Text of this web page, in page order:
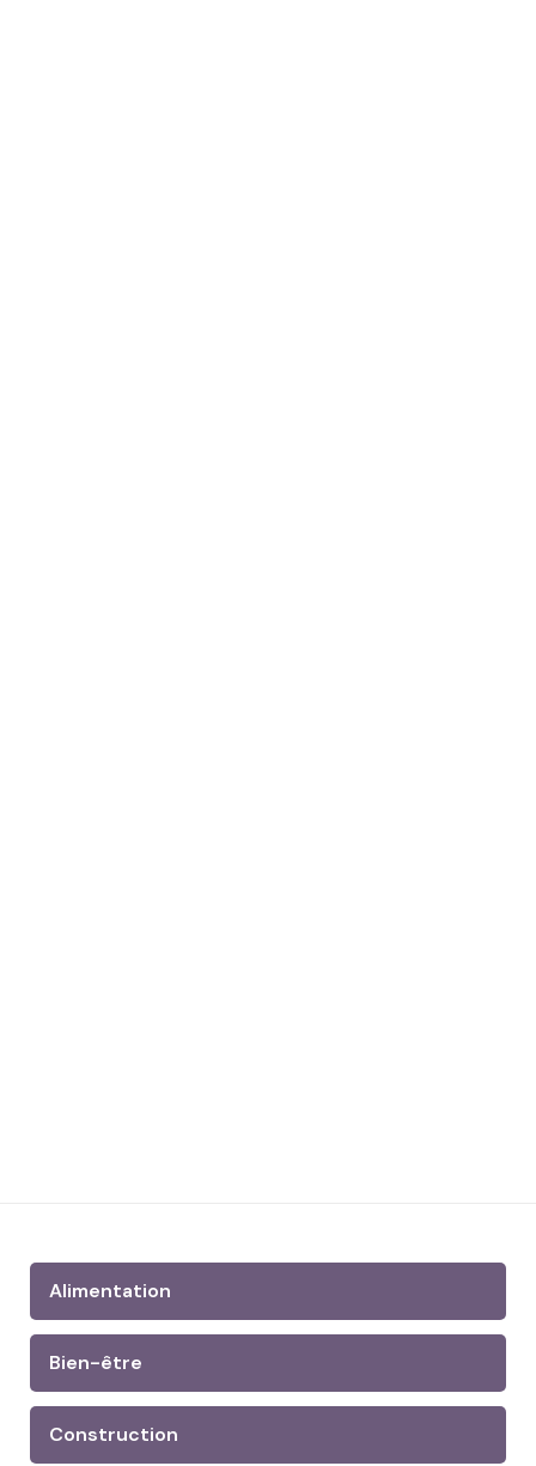
Alimentation
Bien-être
Construction